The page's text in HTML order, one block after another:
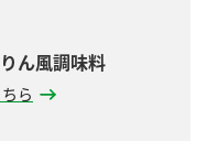
ん風調味料
ら